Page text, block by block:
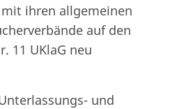
ihren allgemeinen
auf den
11 UKlaG neu
und